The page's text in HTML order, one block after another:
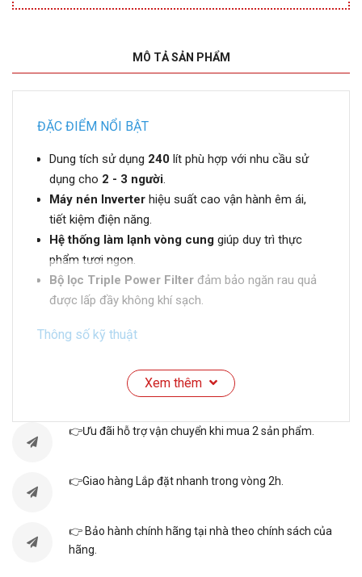
MÔ TẢ SẢN PHẨM
ĐẶC ĐIỂM NỔI BẬT
Dung tích sử dụng 240 lít phù hợp với nhu cầu sử
dụng cho 2 - 3 người.
Máy nén Inverter hiệu suất cao vận hành êm ái,
tiết kiệm điện năng.
Hệ thống làm lạnh vòng cung giúp duy trì thực
phẩm tươi ngon.
Bộ lọc Triple Power Filter đảm bảo ngăn rau quả
được lấp đầy không khí sạch.
Thông số kỹ thuật
Top Freezer
Model HRTN5255MFUVN
Số cửa
Xem thêm
👉Ưu đãi hỗ trợ vận chuyển khi mua 2 sản phẩm.
👉Giao hàng Lắp đặt nhanh trong vòng 2h.
👉 Bảo hành chính hãng tại nhà theo chính sách của
hãng.